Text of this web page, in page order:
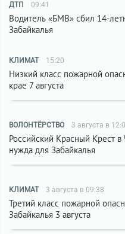
ДТП 09:41
Водитель «БМВ» сбил 14-
Забайкалья
КЛИМАТ 15:20
Низкий класс пожарной
крае 7 августа
ВОЛОНТЁРСТВО 3 августа в
Российский Красный Крест
нужда для Забайкалья
КЛИМАТ 3 августа в 09:38
Третий класс пожарной
Забайкалья 3 августа